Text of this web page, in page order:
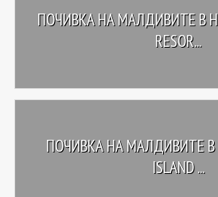
ПОЧИВКА НА МАЛДИВИТЕ В
RESOR...
ПОЧИВКА НА МАЛДИВИТЕ В
ISLAND ...